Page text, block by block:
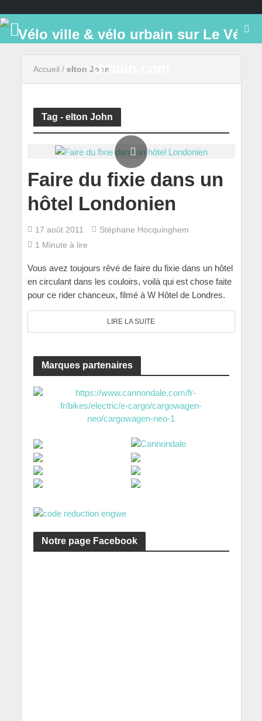
Accueil / elton John
Tag - elton John
Faire du fixie dans un
hôtel Londonien
17 août 2011
Stéphane Hocquinghem
1 Minute à lire
Vous avez toujours rêvé de faire du fixie dans un hôtel
en circulant dans les couloirs, voilà qui est chose faite
pour ce rider chanceux, filmé à W Hôtel de Londres.
LIRE LA SUITE
Marques partenaires
Notre page Facebook